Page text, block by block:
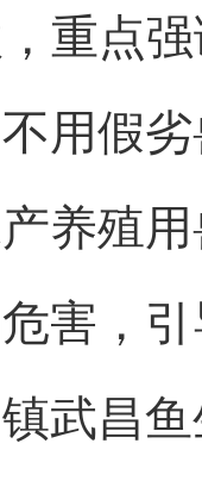
重点
用假
养殖
害，
昌鱼